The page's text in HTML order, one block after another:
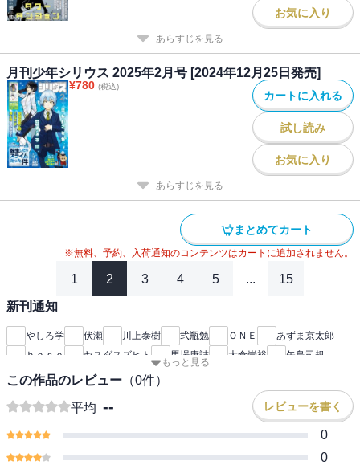
お気に入り
あらすじを見る
月刊少年シリウス 2025年2月号 [2024年12月25日発売]
¥780 (税込)
カートに入れる
試し読み
お気に入り
あらすじを見る
まとめてカート
※無料、予約、入荷通知のコンテンツはカートに追加されません。
1 2 3 4 5 ... 15
新刊通知
やしろ学 伏瀬 川上泰樹 弐瓶勉 ＯＮＥ
あずま京太郎
ｂｏｓｅ
ヤスダスズヒト 馬場康誌 大倉崇裕
矢島司規
小菊路よう
園山ゆきの
上条明峰
友麻碧
蒼空チョコ
かいれめく
ゆづか正成
マツモトケンゴ
光永康則 空山トキ 五色安未
泉乃せん
伍長
伏瀬
もっと見る
この作品のレビュー （0件）
平均 -- レビューを書く
0
0